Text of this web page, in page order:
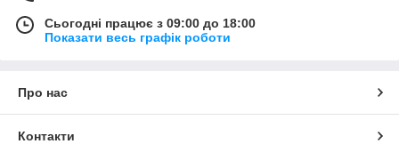
Сьогодні працює з 09:00 до 18:00
Показати весь графік роботи
Про нас
Контакти